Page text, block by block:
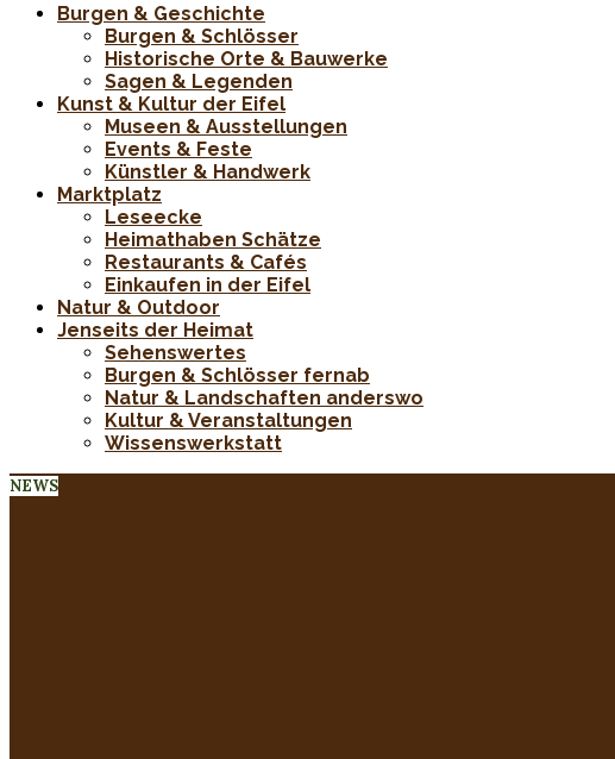
Burgen & Geschichte
Burgen & Schlösser
Historische Orte & Bauwerke
Sagen & Legenden
Kunst & Kultur der Eifel
Museen & Ausstellungen
Events & Feste
Künstler & Handwerk
Marktplatz
Leseecke
Heimathaben Schätze
Restaurants & Cafés
Einkaufen in der Eifel
Natur & Outdoor
Jenseits der Heimat
Sehenswertes
Burgen & Schlösser fernab
Natur & Landschaften anderswo
Kultur & Veranstaltungen
Wissenswerkstatt
NEWS